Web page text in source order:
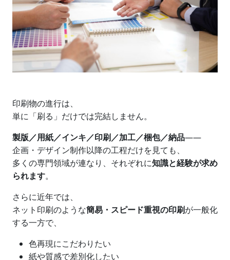
印刷物の進行は、
単に「刷る」だけでは完結しません。
製版／用紙／インキ／印刷／加工／梱包／納品――
企画・デザイン制作以降の工程だけを見ても、
多くの専門領域が連なり、それぞれに知識と経験が求め
られます。
さらに近年では、
ネット印刷のような簡易・スピード重視の印刷が一般化
する一方で、
色再現にこだわりたい
紙や質感で差別化したい